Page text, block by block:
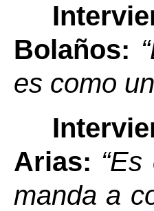
Bolaños:
es como
Arias:
manda a